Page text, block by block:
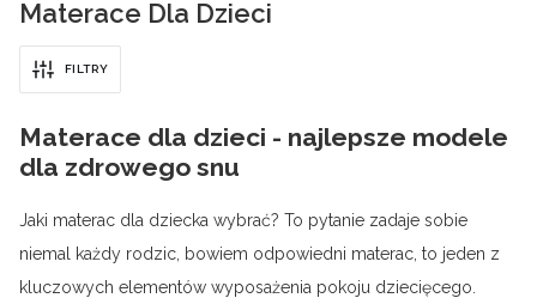
Materace Dla Dzieci
FILTRY
Materace dla dzieci - najlepsze modele
dla zdrowego snu
Jaki materac dla dziecka wybrać? To pytanie zadaje sobie
niemal każdy rodzic, bowiem odpowiedni materac, to jeden z
kluczowych elementów wyposażenia pokoju dziecięcego.